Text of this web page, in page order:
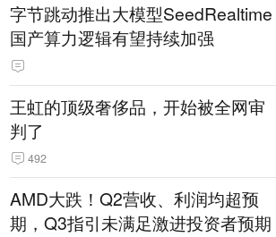
字节跳动推出大模型SeedRealtime
国产算力逻辑有望持续加强
王虹的顶级奢侈品，开始被全网审
判了
492
AMD大跌！Q2营收、利润均超预
期，Q3指引未满足激进投资者预期